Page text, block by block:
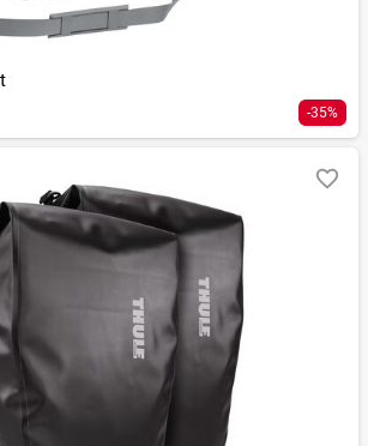
-35%